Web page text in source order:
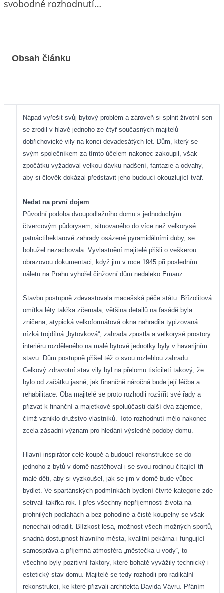
svobodné rozhodnutí…
Obsah článku
Nápad vyřešit svůj bytový problém a zároveň si splnit životní sen
se zrodil v hlavě jednoho ze čtyř současných majitelů
dobřichovické vily na konci devadesátých let. Dům, který se
svým společníkem za tímto účelem nakonec zakoupil, však
zpočátku vyžadoval velkou dávku nadšení, fantazie a odvahy,
aby si člověk dokázal představit jeho budoucí okouzlující tvář.
Nedat na první dojem
Původní podoba dvoupodlažního domu s jednoduchým
čtvercovým půdorysem, situovaného do více než velkorysé
patnáctihektarové zahrady osázené pyramidálními duby, se
bohužel nezachovala. Vyvlastnění majitelé přišli o veškerou
obrazovou dokumentaci, když jim v roce 1945 při posledním
náletu na Prahu vyhořel činžovní dům nedaleko Emauz.
Stavbu postupně zdevastovala macešská péče státu. Břízolitová
omítka léty takřka zčernala, většina detailů na fasádě byla
zničena, atypická velkoformátová okna nahradila typizovaná
nízká trojdílná „bytovková“, zahrada zpustla a velkorysé prostory
interiéru rozděleného na malé bytové jednotky byly v havarijním
stavu. Dům postupně přišel též o svou rozlehlou zahradu.
Celkový zdravotní stav vily byl na přelomu tisíciletí takový, že
bylo od začátku jasné, jak finančně náročná bude její léčba a
rehabilitace. Oba majitelé se proto rozhodli rozšířit své řady a
přizvat k finanční a majetkové spoluúčasti další dva zájemce,
čímž vzniklo družstvo vlastníků. Toto rozhodnutí mělo nakonec
zcela zásadní význam pro hledání výsledné podoby domu.
Hlavní inspirátor celé koupě a budoucí rekonstrukce se do
jednoho z bytů v domě nastěhoval i se svou rodinou čítající tři
malé děti, aby si vyzkoušel, jak se jim v domě bude vůbec
bydlet. Ve spartánských podmínkách bydlení čtvrté kategorie zde
setrvali takřka rok. I přes všechny nepříjemnosti života na
prohnilých podlahách a bez pohodlné a čisté koupelny se však
nenechali odradit. Blízkost lesa, možnost všech možných sportů,
snadná dostupnost hlavního města, kvalitní pekárna i fungující
samospráva a příjemná atmosféra „městečka u vody“, to
všechno byly pozitivní faktory, které bohatě vyvážily technický i
estetický stav domu. Majitelé se tedy rozhodli pro radikální
rekonstrukci, ke které přizvali architekta Davida Vávru. Přáním